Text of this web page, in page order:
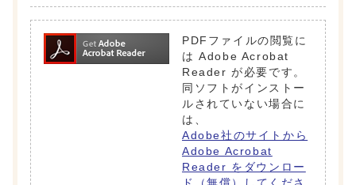
PDFファイルの閲覧に
は Adobe Acrobat
Reader が必要です。
同ソフトがインストー
ルされていない場合に
は、
Adobe社のサイトから
Adobe Acrobat
Reader をダウンロー